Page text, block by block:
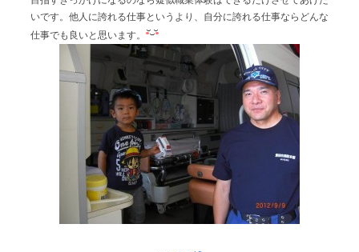
いです。他人に誇れる仕事というより、自分に誇れる仕事ならどんな
仕事でも良いと思います。